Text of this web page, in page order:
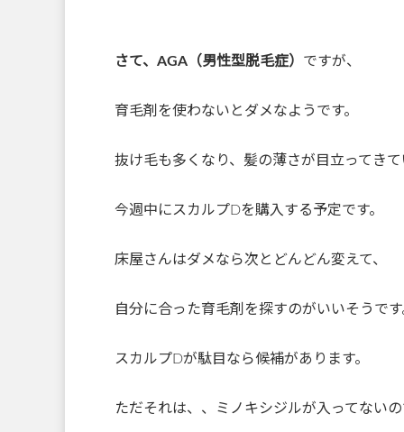
さて、AGA （男性型脱毛症） ですが、
育毛剤を使わないとダメなようです。
抜け毛も多くなり、髪の薄さが目立ってき
今週中にスカルプDを購入する予定です。
床屋さんはダメなら次とどんどん変えて、
自分に合った育毛剤を探すのがいいそうです
スカルプDが駄目なら候補があります。
ただそれは、、ミノキシジルが入ってない